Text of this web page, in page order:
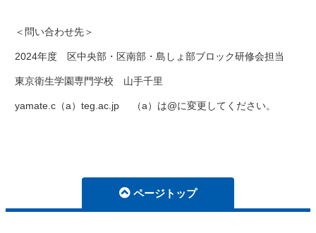
＜問い合わせ先＞
2024年度 区中央部・区南部・島しょ部ブロック研修会担当
東京衛生学園専門学校 山手千里
yamate.c（a）teg.ac.jp （a）は@に変更してください。
ページトップ